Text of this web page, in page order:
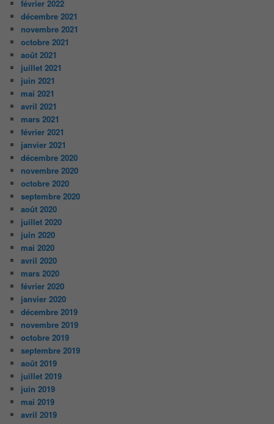
février 2022
décembre 2021
novembre 2021
octobre 2021
août 2021
juillet 2021
juin 2021
mai 2021
avril 2021
mars 2021
février 2021
janvier 2021
décembre 2020
novembre 2020
octobre 2020
septembre 2020
août 2020
juillet 2020
juin 2020
mai 2020
avril 2020
mars 2020
février 2020
janvier 2020
décembre 2019
novembre 2019
octobre 2019
septembre 2019
août 2019
juillet 2019
juin 2019
mai 2019
avril 2019